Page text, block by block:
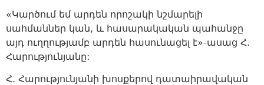
«Կարծում եմ արդեն որոշակի նշմարելի
սահմաններ կան, և հասարակական պահանջը
այդ ուղղությամբ արդեն հասունացել է»-ասաց Հ.
Հարությունյանը:
Հ. Հարությունյանի խոսքերով դատաիրավական